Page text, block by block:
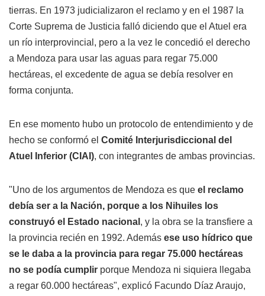
tierras. En 1973 judicializaron el reclamo y en el 1987 la
Corte Suprema de Justicia falló diciendo que el Atuel era
un río interprovincial, pero a la vez le concedió el derecho
a Mendoza para usar las aguas para regar 75.000
hectáreas, el excedente de agua se debía resolver en
forma conjunta.
En ese momento hubo un protocolo de entendimiento y de
hecho se conformó el Comité Interjurisdiccional del
Atuel Inferior (CIAI), con integrantes de ambas provincias.
"Uno de los argumentos de Mendoza es que el reclamo
debía ser a la Nación, porque a los Nihuiles los
construyó el Estado nacional , y la obra se la transfiere a
la provincia recién en 1992. Además ese uso hídrico que
se le daba a la provincia para regar 75.000 hectáreas
no se podía cumplir porque Mendoza ni siquiera llegaba
a regar 60.000 hectáreas", explicó Facundo Díaz Araujo,